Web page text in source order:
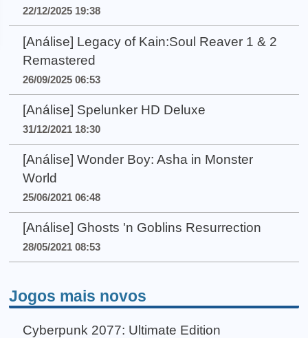
22/12/2025 19:38
[Análise] Legacy of Kain:Soul Reaver 1 & 2
Remastered
26/09/2025 06:53
[Análise] Spelunker HD Deluxe
31/12/2021 18:30
[Análise] Wonder Boy: Asha in Monster
World
25/06/2021 06:48
[Análise] Ghosts 'n Goblins Resurrection
28/05/2021 08:53
Jogos mais novos
Cyberpunk 2077: Ultimate Edition